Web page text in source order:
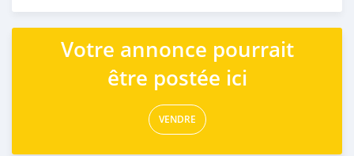
Publié il y a presque 6 ans
Votre annonce pourrait
être postée ici
VENDRE